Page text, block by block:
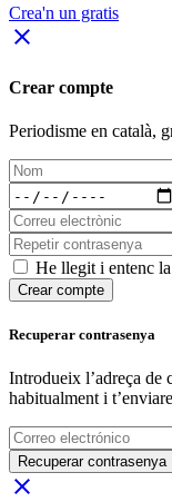
Crea'n un gratis
close
Crear compte
Periodisme en català,
He llegit i entenc
Crear compte
Recuperar contrasenya
Introdueix l’adreça de
habitualment i
Recuperar contrasenya
close